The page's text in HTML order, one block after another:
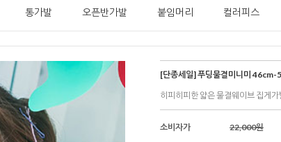
통가발 오픈반가발 붙임머리 컬러피스
[단종세일] 푸딩물결미니미 46cm-
히피히피한 얇은 물결웨이브 집게
소비자가
22,000원